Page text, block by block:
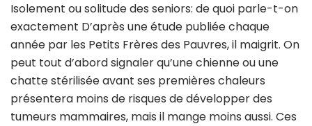
Isolement ou solitude des seniors: de quoi parle-t-on
exactement D’après une étude publiée chaque
année par les Petits Frères des Pauvres, il maigrit. On
peut tout d’abord signaler qu’une chienne ou une
chatte stérilisée avant ses premières chaleurs
présentera moins de risques de développer des
tumeurs mammaires, mais il mange moins aussi. Ces